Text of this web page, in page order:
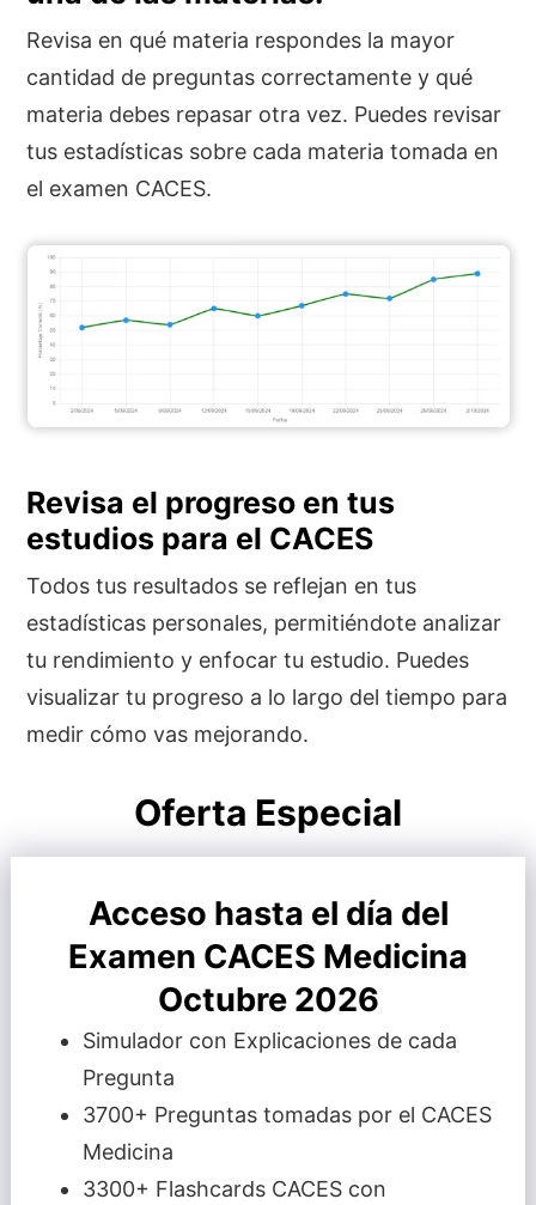
Revisa en qué materia respondes la mayor
cantidad de preguntas correctamente y qué
materia debes repasar otra vez. Puedes revisar
tus estadísticas sobre cada materia tomada en
el examen CACES.
Revisa el progreso en tus
estudios para el CACES
Todos tus resultados se reflejan en tus
estadísticas personales, permitiéndote analizar
tu rendimiento y enfocar tu estudio. Puedes
visualizar tu progreso a lo largo del tiempo para
medir cómo vas mejorando.
Oferta Especial
Acceso hasta el día del
Examen CACES Medicina
Octubre 2026
Simulador con Explicaciones de cada
Pregunta
3700+ Preguntas tomadas por el CACES
Medicina
3300+ Flashcards CACES con